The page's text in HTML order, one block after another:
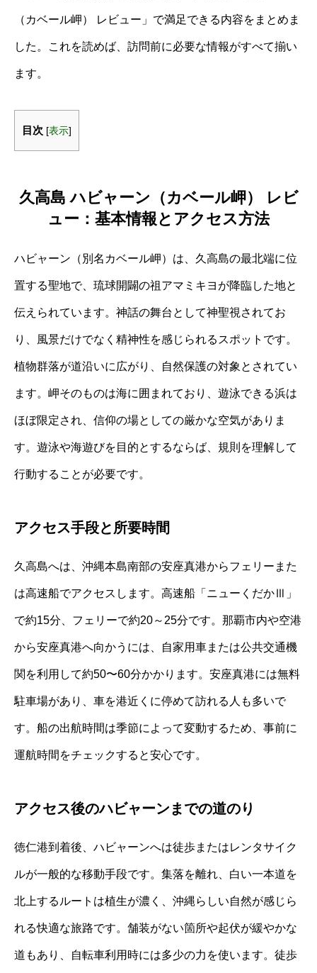
（カベール岬） レビュー」で満足できる内容をまとめま
した。これを読めば、訪問前に必要な情報がすべて揃い
ます。
目次 [表示]
久高島 ハビャーン（カベール岬） レビ
ュー：基本情報とアクセス方法
ハビャーン（別名カベール岬）は、久高島の最北端に位
置する聖地で、琉球開闢の祖アマミキヨが降臨した地と
伝えられています。神話の舞台として神聖視されてお
り、風景だけでなく精神性を感じられるスポットです。
植物群落が道沿いに広がり、自然保護の対象とされてい
ます。岬そのものは海に囲まれており、遊泳できる浜は
ほぼ限定され、信仰の場としての厳かな空気がありま
す。遊泳や海遊びを目的とするならば、規則を理解して
行動することが必要です。
アクセス手段と所要時間
久高島へは、沖縄本島南部の安座真港からフェリーまた
は高速船でアクセスします。高速船「ニューくだかⅢ」
で約15分、フェリーで約20～25分です。那覇市内や空港
から安座真港へ向かうには、自家用車または公共交通機
関を利用して約50〜60分かかります。安座真港には無料
駐車場があり、車を港近くに停めて訪れる人も多いで
す。船の出航時間は季節によって変動するため、事前に
運航時間をチェックすると安心です。
アクセス後のハビャーンまでの道のり
徳仁港到着後、ハビャーンへは徒歩またはレンタサイク
ルが一般的な移動手段です。集落を離れ、白い一本道を
北上するルートは植生が濃く、沖縄らしい自然が感じら
れる快適な旅路です。舗装がない箇所や起伏が緩やかな
道もあり、自転車利用時には多少の力を使います。徒歩